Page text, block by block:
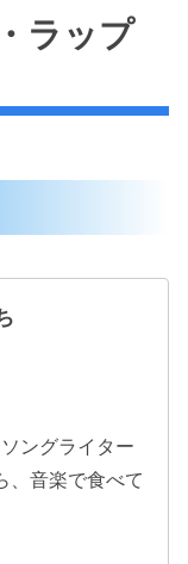
ラップ
ングライター
、音楽で食べて